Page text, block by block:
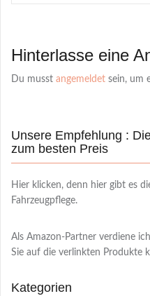
Hinterlasse eine
Du musst angemeldet sein, um
Unsere Empfehlung :
zum besten Preis
Hier klicken, denn hier gibt es
Fahrzeugpflege.
Als Amazon-Partner verdiene
Sie auf die verlinkten Produkte
Kategorien